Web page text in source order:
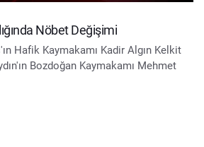
Nöbet Değişimi
Hafik Kaymakamı Kadir Algın Kelkit
Bozdoğan Kaymakamı Mehmet